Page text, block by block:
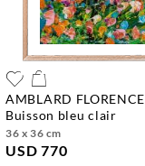
AMBLARD FLORENCE
buisson bleu clair
36 x 36 cm
USD 770